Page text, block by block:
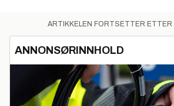
ARTIKKELEN FORTSETTER ETTER
ANNONSØRINNHOLD